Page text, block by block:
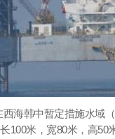
海韩中暂定措施水域
100米，宽80米，高